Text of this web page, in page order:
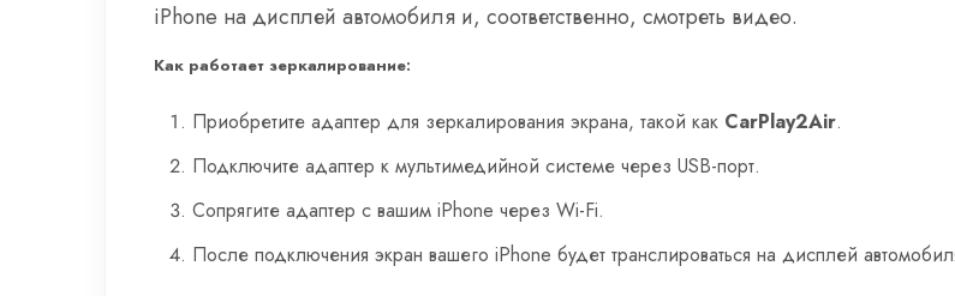
iPhone на дисплей автомобиля и, соответственно, смотреть видео.
Как работает зеркалирование:
Приобретите адаптер для зеркалирования экрана, такой как CarPlay2Air.
Подключите адаптер к мультимедийной системе через USB-порт.
Сопрягите адаптер с вашим iPhone через Wi-Fi.
После подключения экран вашего iPhone будет транслироваться на дисплей